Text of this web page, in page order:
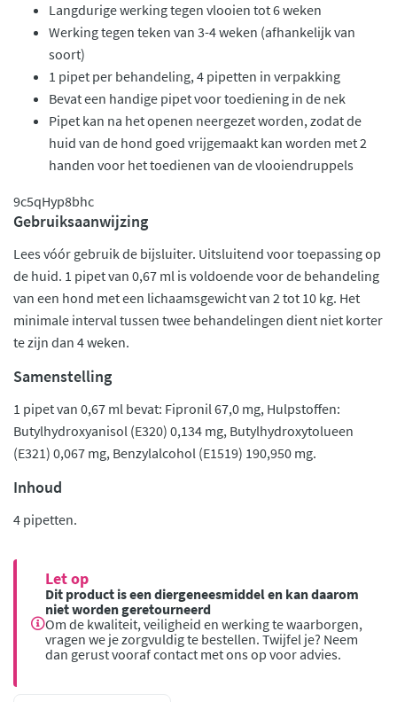
Langdurige werking tegen vlooien tot 6 weken
Werking tegen teken van 3-4 weken (afhankelijk van
soort)
1 pipet per behandeling, 4 pipetten in verpakking
Bevat een handige pipet voor toediening in de nek
Pipet kan na het openen neergezet worden, zodat de
huid van de hond goed vrijgemaakt kan worden met 2
handen voor het toedienen van de vlooiendruppels
9c5qHyp8bhc
Gebruiksaanwijzing
Lees vóór gebruik de bijsluiter. Uitsluitend voor toepassing op
de huid. 1 pipet van 0,67 ml is voldoende voor de behandeling
van een hond met een lichaamsgewicht van 2 tot 10 kg. Het
minimale interval tussen twee behandelingen dient niet korter
te zijn dan 4 weken.
Samenstelling
1 pipet van 0,67 ml bevat: Fipronil 67,0 mg, Hulpstoffen:
Butylhydroxyanisol (E320) 0,134 mg, Butylhydroxytolueen
(E321) 0,067 mg, Benzylalcohol (E1519) 190,950 mg.
Inhoud
4 pipetten.
Let op
Dit product is een diergeneesmiddel en kan daarom
niet worden geretourneerd
Om de kwaliteit, veiligheid en werking te waarborgen,
vragen we je zorgvuldig te bestellen. Twijfel je? Neem
dan gerust vooraf contact met ons op voor advies.